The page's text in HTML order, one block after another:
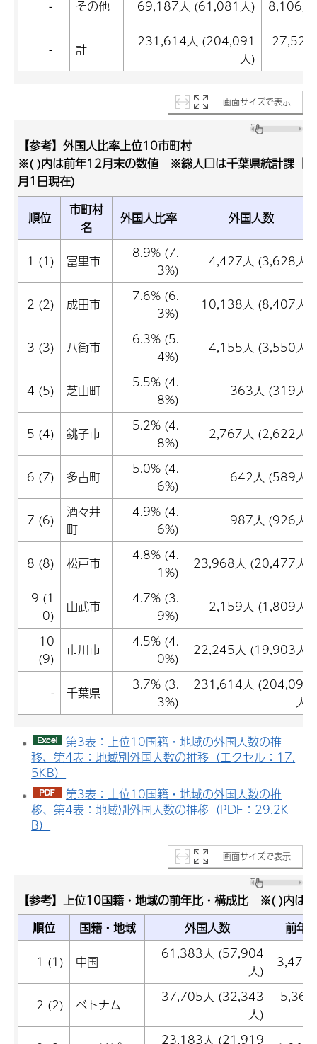
- その他 69,187人 (61,081人) 8,106人
- 計
231,614人 (204,091
人)
27,523
画面サイズで表示
【参考】外国人比率上位10市町村
※( )内は前年12月末の数値 ※総人口は千葉県統計課「
月1日現在)
順位
市町村
名
外国人比率 外国人数
1 (1) 富里市
8.9% (7.
3%)
4,427人 (3,628人)
2 (2) 成田市
7.6% (6.
3%)
10,138人 (8,407人)
3 (3) 八街市
6.3% (5.
4%)
4,155人 (3,550人)
4 (5) 芝山町
5.5% (4.
8%)
363人 (319人)
5 (4) 銚子市
5.2% (4.
8%)
2,767人 (2,622人)
6 (7) 多古町
5.0% (4.
6%)
642人 (589人)
7 (6)
酒々井
町
4.9% (4.
6%)
987人 (926人)
8 (8) 松戸市
4.8% (4.
1%)
23,968人 (20,477人)
9 (1
0)
山武市
4.7% (3.
9%)
2,159人 (1,809人)
10
(9)
市川市
4.5% (4.
0%)
22,245人 (19,903人)
- 千葉県
3.7% (3.
3%)
231,614人 (204,091
人)
第3表：上位10国籍・地域の外国人数の推
移、第4表：地域別外国人数の推移（エクセル：17.
5KB）
第3表：上位10国籍・地域の外国人数の推
移、第4表：地域別外国人数の推移（PDF：29.2K
B）
画面サイズで表示
【参考】上位10国籍・地域の前年比・構成比 ※( )内は
順位
国籍・地域 外国人数
前年
1 (1)
中国
61,383人 (57,904
人)
3,479
2 (2) ベトナム
37,705人 (32,343
人)
5,362
23,183人 (21,919